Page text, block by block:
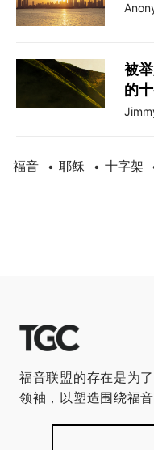
被
的
福音 • 耶稣 • 十字架
福音联盟的存在是为
领袖，以塑造围绕福音